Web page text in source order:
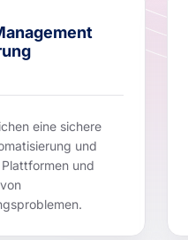
eine sichere
und
und